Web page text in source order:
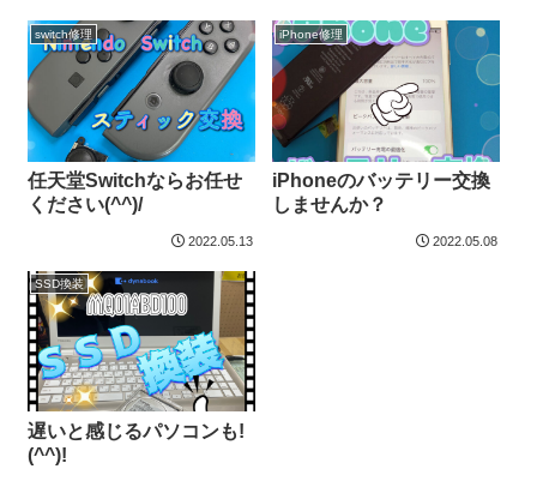
switch修理
任天堂Switchならお任せ
ください(^^)/
2022.05.13
iPhone修理
iPhoneのバッテリー交換
しませんか？
2022.05.08
SSD換装
遅いと感じるパソコンも!
(^^)!